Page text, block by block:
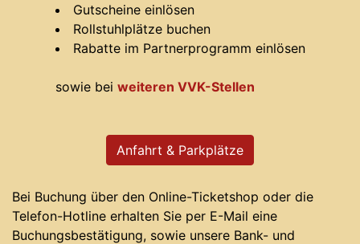
Gutscheine einlösen
Rollstuhlplätze buchen
Rabatte im Partnerprogramm einlösen
sowie bei weiteren VVK-Stellen
Anfahrt & Parkplätze
Bei Buchung über den Online-Ticketshop oder die
Telefon-Hotline erhalten Sie per E-Mail eine
Buchungsbestätigung, sowie unsere Bank- und